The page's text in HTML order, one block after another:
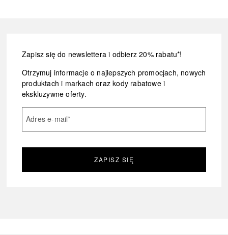
Zapisz się do newslettera i odbierz 20% rabatu*!
Otrzymuj informacje o najlepszych promocjach, nowych
produktach i markach oraz kody rabatowe i
ekskluzywne oferty.
Adres e-mail*
ZAPISZ SIĘ